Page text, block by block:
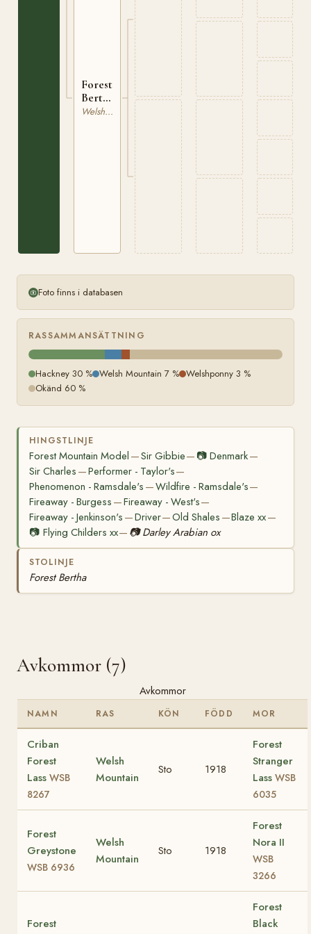
Forest
Bertha
WSBWelsh Mountain
Foto finns i databasen
RASSAMMANSÄTTNING
Hackney 30 % Welsh Mountain 7 % Welshponny 3 %
Okänd 60 %
HINGSTLINJE
Forest Mountain Model —Sir Gibbie— 📷Denmark—
Sir Charles —Performer - Taylor's—
Phenomenon - Ramsdale's —Wildfire - Ramsdale's—
Fireaway - Burgess —Fireaway - West's—
Fireaway - Jenkinson's —Driver—Old Shales —Blaze xx—
📷 Flying Childers xx— 📷 Darley Arabian ox
STOLINJE
Forest Bertha
Avkommor (7)
Avkommor
NAMN RAS KÖN FÖDD MOR
Criban
Forest
Lass WSB
8267
Welsh
Mountain
Sto 1918
Forest
Stranger
Lass WSB
6035
Forest
Greystone
WSB 6936
Welsh
Mountain
Sto 1918
Forest
Nora II
WSB
3266
Forest
Forest
Black